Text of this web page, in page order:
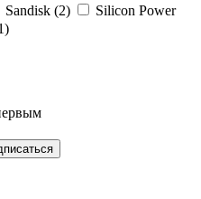
Sandisk (2)
Silicon Power
)